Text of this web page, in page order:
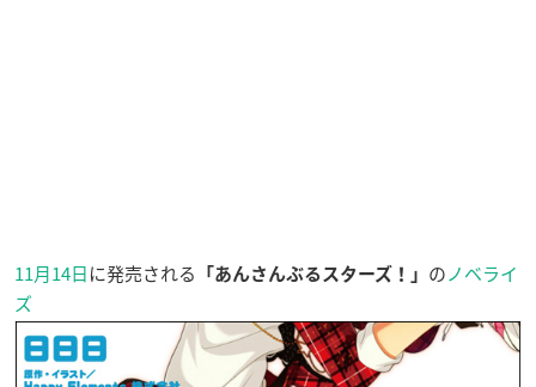
11月14日に発売される 「あんさんぶるスターズ！」 のノベライ
ズ